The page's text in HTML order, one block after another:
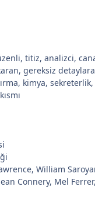
titiz, analizci,
gereksiz
kimya,
William
Connery, Mel